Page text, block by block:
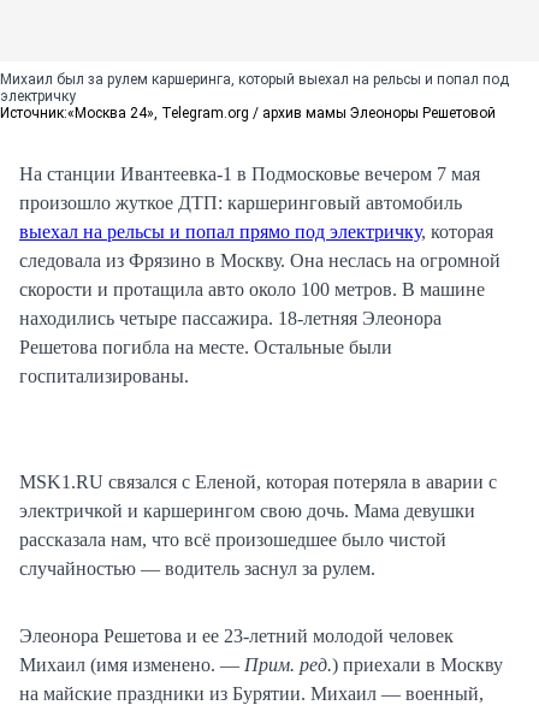
Михаил был за рулем каршеринга, который выехал на рельсы и попал под
электричку
Источник:«Москва 24», Telegram.org / архив мамы Элеоноры Решетовой
На станции Ивантеевка-1 в Подмосковье вечером 7 мая
произошло жуткое ДТП: каршеринговый автомобиль
выехал на рельсы и попал прямо под электричку, которая
следовала из Фрязино в Москву. Она неслась на огромной
скорости и протащила авто около 100 метров. В машине
находились четыре пассажира. 18-летняя Элеонора
Решетова погибла на месте. Остальные были
госпитализированы.
MSK1.RU связался с Еленой, которая потеряла в аварии с
электричкой и каршерингом свою дочь. Мама девушки
рассказала нам, что всё произошедшее было чистой
случайностью — водитель заснул за рулем.
Элеонора Решетова и ее 23-летний молодой человек
Михаил (имя изменено. — Прим. ред.) приехали в Москву
на майские праздники из Бурятии. Михаил — военный,